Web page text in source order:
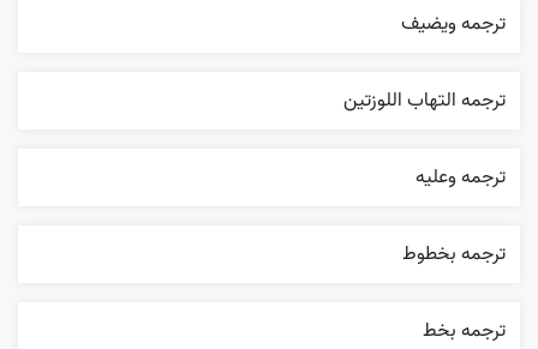
ترجمه ويضيف
ترجمه التهاب اللوزتين
ترجمه وعليه
ترجمه بخطوط
ترجمه بخط